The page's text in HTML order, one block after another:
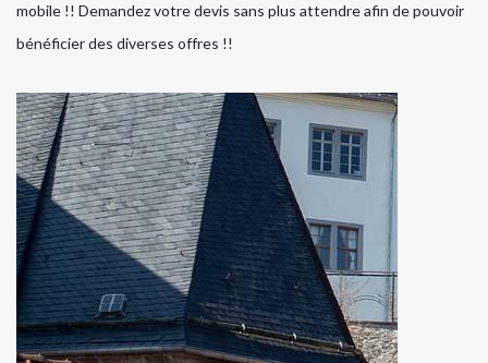
mobile !! Demandez votre devis sans plus attendre afin de pouvoir
bénéficier des diverses offres !!